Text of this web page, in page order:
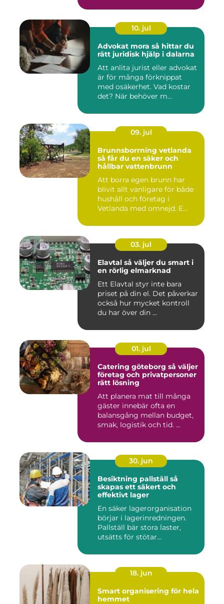
10. jul
Advokat mora så hittar du
rätt juridisk hjälp i dalarna
Att anlita jurist eller advokat
är för många förknippat
med osäkerhet. Vad kostar
det? När behöver m...
09. jul
Brunnsborrning vetlanda
så får du en säker och
hållbar vattenbrunn
Att borra egen brunn har
blivit allt vanligare för både
hushåll och företag i
Vetlanda med omnejd. E...
03. jul
Elavtal så väljer du smart i
en rörlig elmarknad
Ett Elavtal styr inte bara
priset på din el. Det påverkar
också hur mycket kontroll
du har över din ...
01. jul
Catering göteborg så väljer
företag och privatpersoner
rätt lösning
Att planera mat till många
gäster innebär ofta en
balansgång mellan budget,
smak, logistik och tid. ...
30. jun
Besiktning pallställ så
skapas ett säkert och
effektivt lager
En säker lagerorganisation
börjar i lagerinredningen.
Pallställ bär stora laster,
utsätts för stötar...
18. jun
Smart organisering för hela
hemmet